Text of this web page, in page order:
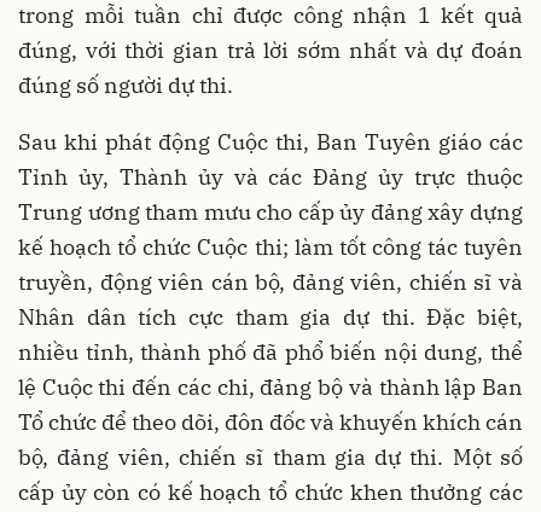
trong mỗi tuần chỉ được công nhận 1 kết quả
đúng, với thời gian trả lời sớm nhất và dự đoán
đúng số người dự thi.
Sau khi phát động Cuộc thi, Ban Tuyên giáo các
Tỉnh ủy, Thành ủy và các Đảng ủy trực thuộc
Trung ương tham mưu cho cấp ủy đảng xây dựng
kế hoạch tổ chức Cuộc thi; làm tốt công tác tuyên
truyền, động viên cán bộ, đảng viên, chiến sĩ và
Nhân dân tích cực tham gia dự thi. Đặc biệt,
nhiều tỉnh, thành phố đã phổ biến nội dung, thể
lệ Cuộc thi đến các chi, đảng bộ và thành lập Ban
Tổ chức để theo dõi, đôn đốc và khuyến khích cán
bộ, đảng viên, chiến sĩ tham gia dự thi. Một số
cấp ủy còn có kế hoạch tổ chức khen thưởng các